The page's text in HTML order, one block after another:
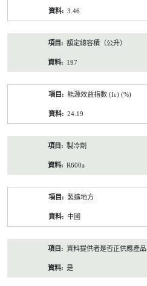
3.46
額定總容積（公升）
197
能源效益指數 (Iε) (%)
24.19
製冷劑
R600a
製造地方
中國
資料提供者是否正供應產品
是